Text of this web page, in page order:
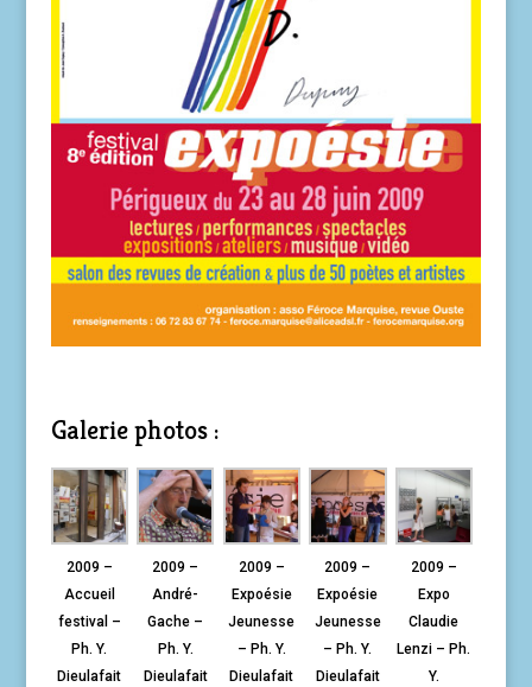
Galerie photos :
2009 –
Accueil
festival –
Ph. Y.
Dieulafait
2009 –
André-
Gache –
Ph. Y.
Dieulafait
2009 –
Expoésie
Jeunesse
– Ph. Y.
Dieulafait
2009 –
Expoésie
Jeunesse
– Ph. Y.
Dieulafait
2009 –
Expo
Claudie
Lenzi – Ph.
Y.